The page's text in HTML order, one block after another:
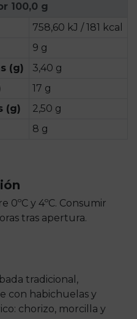
100,0 g
758,60 kJ / 181 kcal
9 g
(g)
3,40 g
17 g
(g)
2,50 g
8 g
y 4ºC. Consumir
tras apertura.
tradicional,
con habichuelas y
chorizo, morcilla y